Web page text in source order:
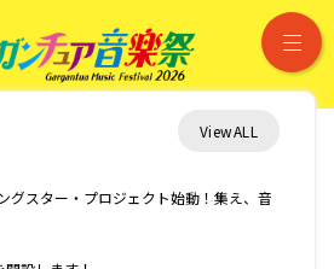
ガルガンチュア
ViewALL
グスター・プロジェクト始動！集え、音